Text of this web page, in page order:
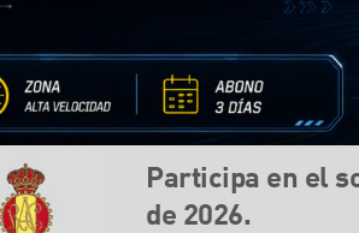
tanto el coste y el tiempo
Participa en el
de 2026.